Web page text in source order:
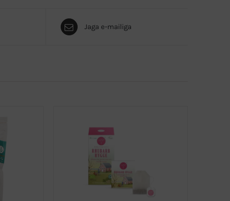
Jaga e-mailiga